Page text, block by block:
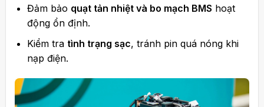
Đảm bảo quạt tản nhiệt và bo mạch BMS hoạt
động ổn định.
Kiểm tra tình trạng sạc, tránh pin quá nóng khi
nạp điện.